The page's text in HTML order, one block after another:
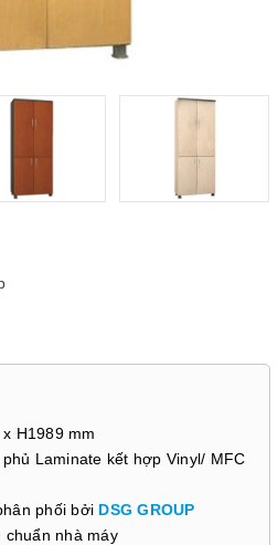
H1989 mm
Laminate kết hợp Vinyl/ MFC
phối bởi DSG GROUP
chuẩn nhà máy